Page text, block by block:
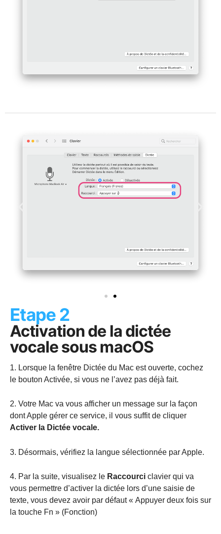
Etape 2
Activation de la dictée
vocale sous macOS
1. Lorsque la fenêtre Dictée du Mac est ouverte, cochez
le bouton Activée, si vous ne l’avez pas déjà fait.
2. Votre Mac va vous afficher un message sur la façon
dont Apple gérer ce service, il vous suffit de cliquer
Activer la Dictée vocale.
3. Désormais, vérifiez la langue sélectionnée par Apple.
4. Par la suite, visualisez le Raccourci clavier qui va
vous permettre d’activer la dictée lors d’une saisie de
texte, vous devez avoir par défaut « Appuyer deux fois sur
la touche Fn » (Fonction)